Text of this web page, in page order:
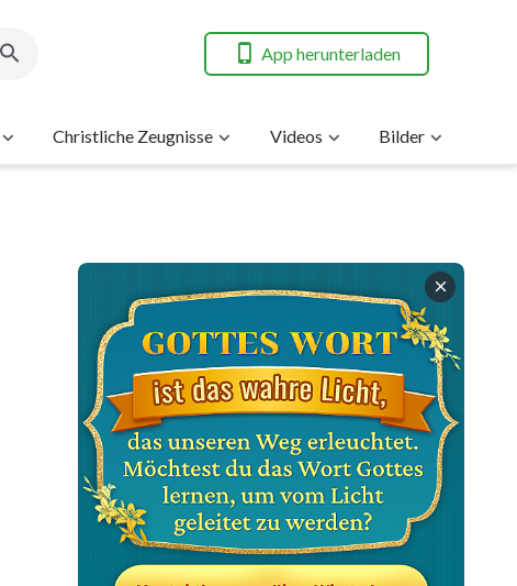
App herunterladen
Christliche Zeugnisse Videos Bilder